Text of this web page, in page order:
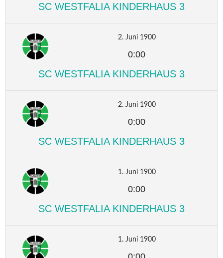
SC WESTFALIA KINDERHAUS 3
2. Juni 1900
0:00
SC WESTFALIA KINDERHAUS 3
2. Juni 1900
0:00
SC WESTFALIA KINDERHAUS 3
1. Juni 1900
0:00
SC WESTFALIA KINDERHAUS 3
1. Juni 1900